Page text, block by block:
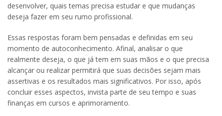
desenvolver, quais temas precisa estudar e que mudanças
deseja fazer em seu rumo profissional.
Essas respostas foram bem pensadas e definidas em seu
momento de autoconhecimento. Afinal, analisar o que
realmente deseja, o que já tem em suas mãos e o que precisa
alcançar ou realizar permitirá que suas decisões sejam mais
assertivas e os resultados mais significativos. Por isso, após
concluir esses aspectos, invista parte de seu tempo e suas
finanças em cursos e aprimoramento.